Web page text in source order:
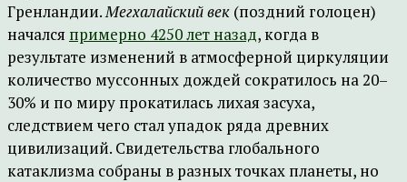
Гренландии.Мегхалайский век (поздний голоцен)
начался примерно 4250 лет назад, когда в
результате изменений в атмосферной циркуляции
количество муссонных дождей сократилось на 20–
30% и по миру прокатилась лихая засуха,
следствием чего стал упадок ряда древних
цивилизаций. Свидетельства глобального
катаклизма собраны в разных точках планеты, но